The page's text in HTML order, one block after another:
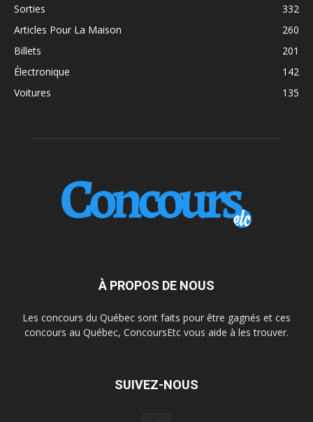
Sorties
332
Articles Pour La Maison
260
Billets
201
Électronique
142
Voitures
135
À PROPOS DE NOUS
Les concours du Québec sont faits pour être gagnés et ces
concours au Québec, ConcoursEtc vous aide à les trouver.
SUIVEZ-NOUS